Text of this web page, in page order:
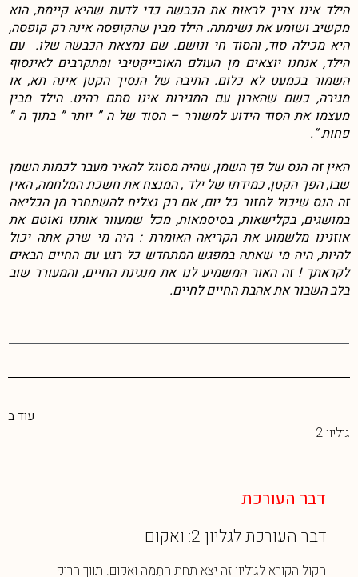
הילד אינו צריך לראות את הכבשה כדי לדעת שהיא קיימת, הוא
מקשיב ושומע את נשימתה. הילד מבין שהקופסה אינה רק קופסה,
היא מכילה סוד, והסוד חי ונושם. שם נמצאת הכבשה שלו. עם
הילד, אנחנו יוצאים מן העולם האובייקטיבי ומתקרבים לאינסוף
השמור בכמעט לא כלום. התיבה של הנסיך הקטן אינה תא, או
מגירה, כשם שהארון עם המגירות אינו סתם רהיט. הילד מבין
מעצמו את הסוד הידוע למשורר – הסוד של ה ” יותר ” בתוך ה ”
פחות “.
האין זה הנס של פך השמן, שהיה מסוגל להאיר מעבר לכמות השמן
שבו, הפך הקטן, כמידתו של ילד , המנצח את חשכת המלחמה, האין
זה הנס שיכול לחזור כל יום, אם רק נצליח להשתחרר מן הכליאה
במושגים, בקלישאות, בסיסמאות, מכל שמעוור אותנו ואוטם את
אוזנינו מלשמוע את הקריאה האומרת : היה מי שרק אתה יכול
להיות, היה מי שאתה במפגש המתחדש כל רגע עם החיים הבאים
לקראתך ! זה האור המשמיע לנו את מנגינת החיים, והמעורר שוב
בלב השבור את אהבת החיים לחיים.
עוד ב
גיליון 2
דבר העורכת
דבר העורכת לגליון 2: ואקום
הקול הקורא לגיליון זה יצא תחת התֵמה ואקום. תווך הריק